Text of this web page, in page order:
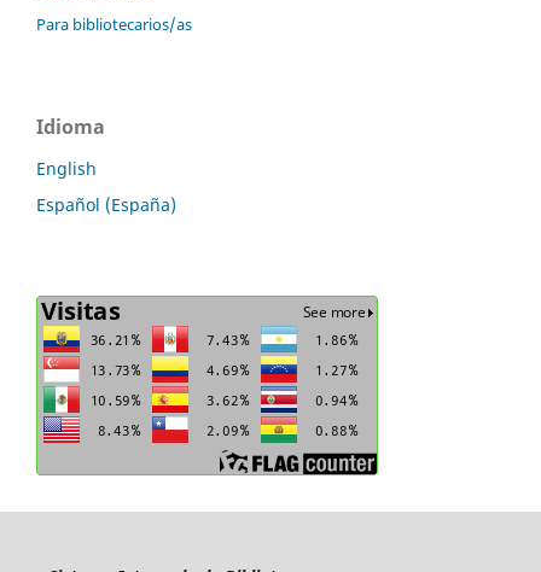
Para bibliotecarios/as
Idioma
English
Español (España)